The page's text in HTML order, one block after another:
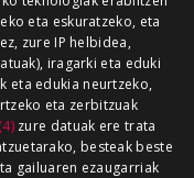
eta eskuratzeko, eta
zure IP helbidea,
iragarki eta eduki
eta edukia neurtzeko,
eta zerbitzuak
zure datuak ere trata
besteak beste
gailuaren ezaugarriak